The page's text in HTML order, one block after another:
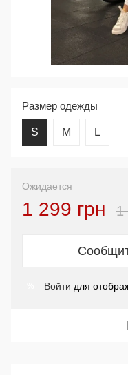
Размер одежды
S M L
Ожидается
1 299 грн 1
Войти для